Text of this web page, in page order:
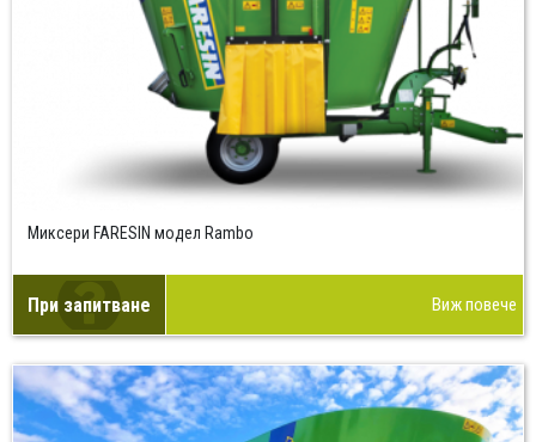
Миксери FARESIN модел Rambo
При запитване Виж повече